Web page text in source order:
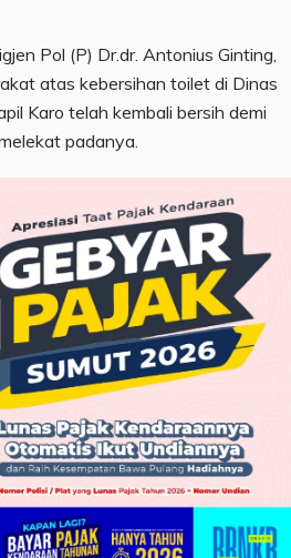
Pol (P) Dr.dr. Antonius Ginting,
atas kebersihan toilet di Dinas
Karo telah kembali bersih demi
padanya.